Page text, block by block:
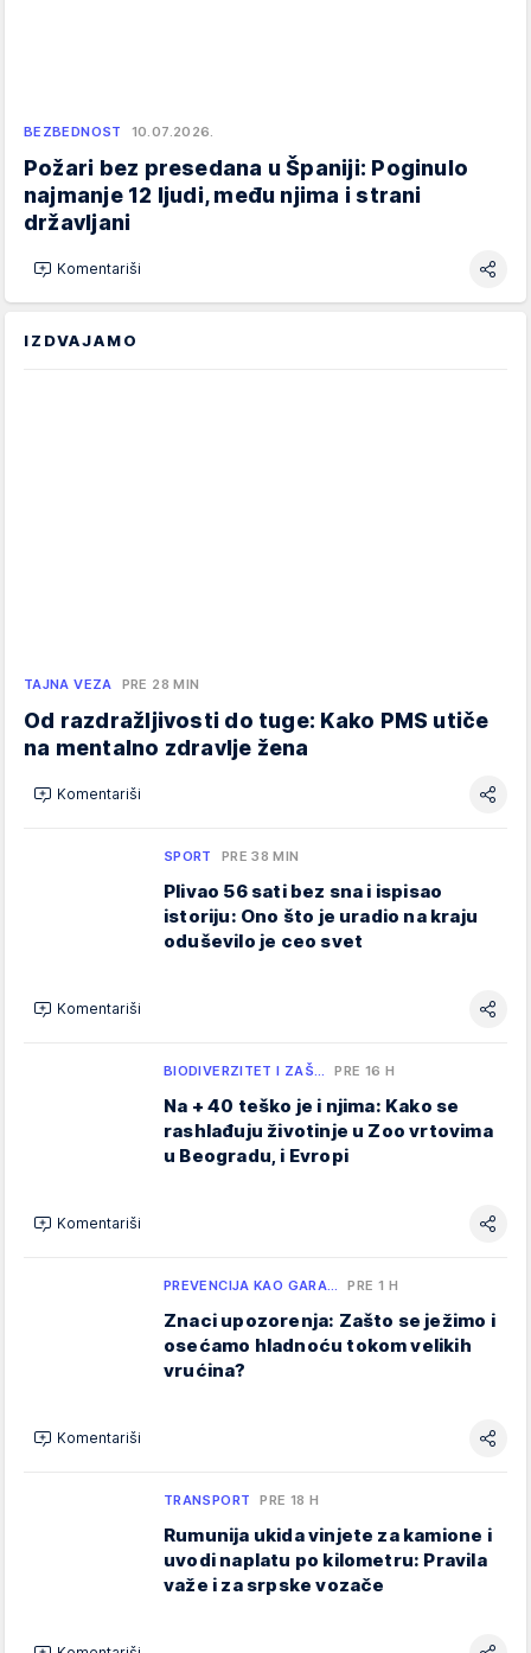
BEZBEDNOST 10.07.2026.
Požari bez presedana u Španiji: Poginulo
najmanje 12 ljudi, među njima i strani
državljani
Komentariši
IZDVAJAMO
TAJNA VEZA PRE 28 MIN
Od razdražljivosti do tuge: Kako PMS utiče
na mentalno zdravlje žena
Komentariši
SPORT PRE 38 MIN
Plivao 56 sati bez sna i ispisao
istoriju: Ono što je uradio na kraju
oduševilo je ceo svet
Komentariši
BIODIVERZITET I ZAŠ… PRE 16 H
Na + 40 teško je i njima: Kako se
rashlađuju životinje u Zoo vrtovima
u Beogradu, i Evropi
Komentariši
PREVENCIJA KAO GARA… PRE 1 H
Znaci upozorenja: Zašto se ježimo i
osećamo hladnoću tokom velikih
vrućina?
Komentariši
TRANSPORT PRE 18 H
Rumunija ukida vinjete za kamione i
uvodi naplatu po kilometru: Pravila
važe i za srpske vozače